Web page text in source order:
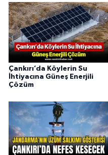
Çankırı’da Köylerin Su
İhtiyacına Güneş Enerjili
Çözüm